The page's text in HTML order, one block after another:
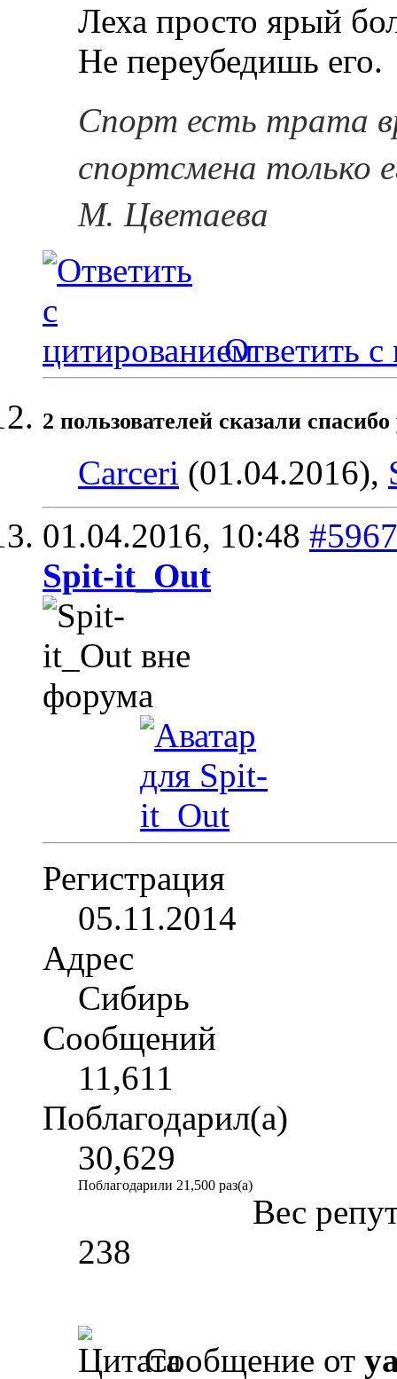
Леха просто ярый
Не переубедишь его.
Спорт есть трата
спортсмена только
М. Цветаева
Ответить с
2 пользователей сказали
Carceri (01.04.2016),
01.04.2016, 10:48 #5967
Spit-it_Out
Регистрация
05.11.2014
Адрес
Сибирь
Сообщений
11,611
Поблагодарил(а)
30,629
Поблагодарили 21,500 раз(а)
Вес
238
Сообщение от